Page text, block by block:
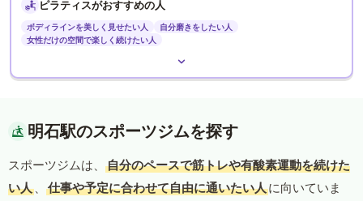
ピラティスがおすすめの人
ボディラインを美しく見せたい人
自分磨きをしたい人
女性だけの空間で楽しく続けたい人
明石駅のスポーツジムを探す
スポーツジムは、
自分のペースで筋トレや有酸素運動を続けた
い人 、 仕事や予定に合わせて自由に通いたい人に向いていま